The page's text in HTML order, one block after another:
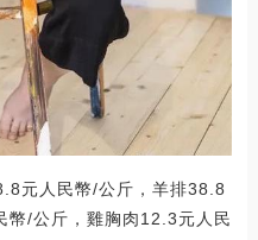
元人民幣/公斤，羊排38.8
幣/公斤，雞胸肉12.3元人民